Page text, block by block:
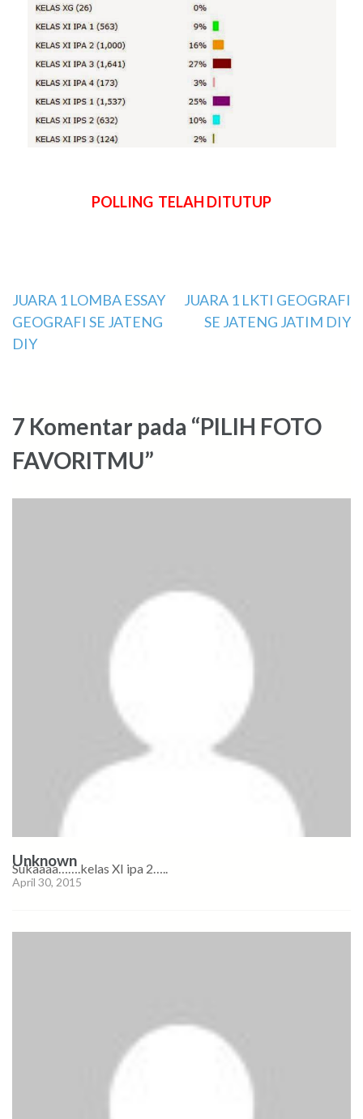
POLLING TELAH DITUTUP
Navigasi
pos
JUARA 1 LOMBA ESSAY
GEOGRAFI SE JATENG
DIY
JUARA 1 LKTI GEOGRAFI
SE JATENG JATIM DIY
7 Komentar pada “PILIH FOTO
FAVORITMU”
Unknown
April 30, 2015
Sukaaaa…….kelas XI ipa 2…..